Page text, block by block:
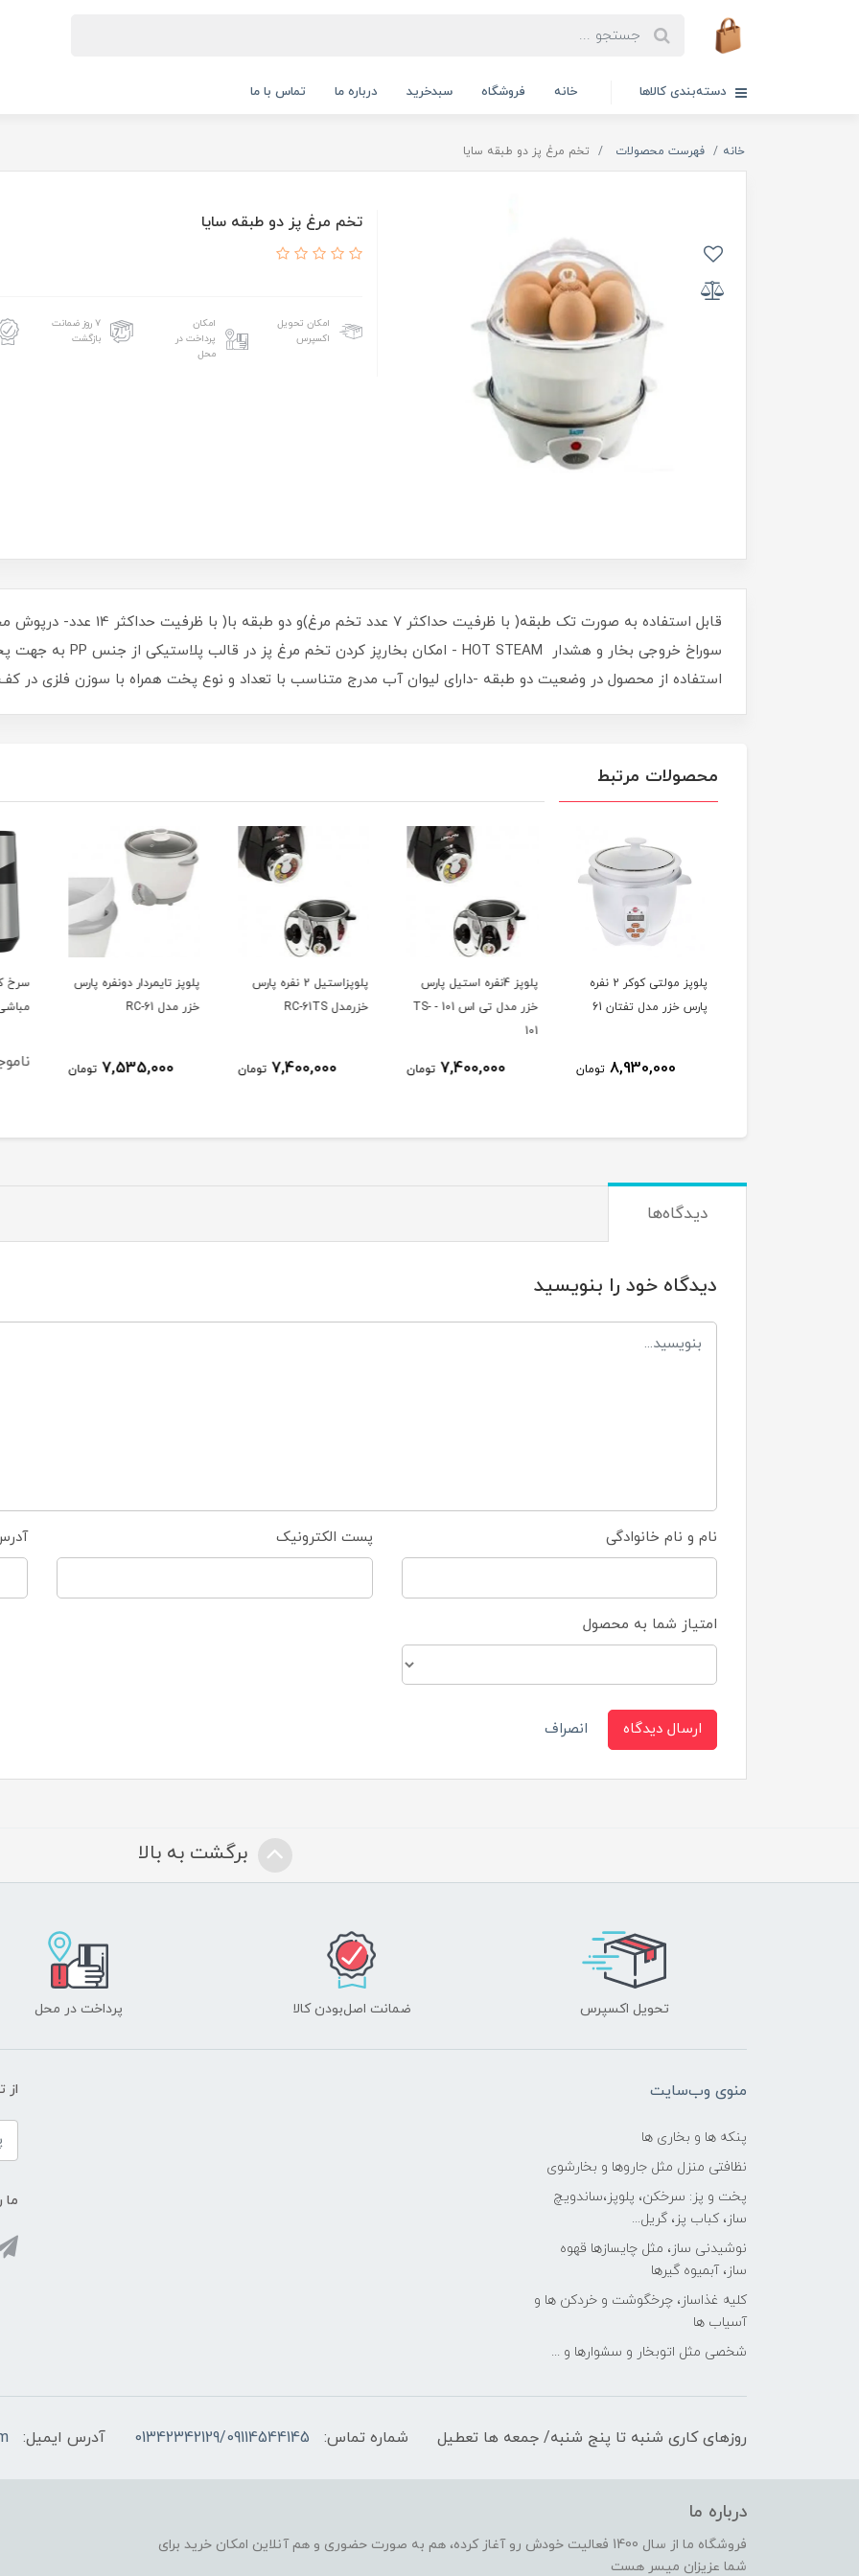
دسته‌بندی کالاها خانه فروشگاه سبدخرید درباره ما تماس با ما
خانه فهرست محصولات تخم مرغ پز دو طبقه سایا
تخم مرغ پز دو طبقه سایا
امکان تحویل
اکسپرس
امکان
پرداخت در
محل
۷ روز ضمانت
بازگشت
استفاده از محصول در وضعیت دو طبقه -دارای لیوان آب مدرج متناسب با تعداد و نوع پخت همراه با سوزن فلزی در
محصولات مرتبط
پلوپز 4نفره استیل پارس
خزر مدل تی اس 101 - TS-
7,400,000 تومان
پلوپزاستیل 2 نفره پارس
خزرمدل RC-61TS
7,400,000 تومان
پلوپز تایمردار دونفره پارس
خزر مدل RC-61
7,535,000 تومان
سرخ کن بدون روغن
مباشی مدل ME-AF985
ناموجود
سرخ
دیدگاه‌ها
دیدگاه خود را بنویسید
نام و نام خانوادگی پست الکترونیک
امتیاز شما به محصول
ارسال دیدگاه انصراف
برگشت به بالا
تحویل اکسپرس ضمانت اصل‌بودن کالا پرداخت در محل
منوی وب‌سایت
پنکه ها و بخاری ها
نظافتی منزل مثل جاروها و بخارشوی
پخت و پز: سرخکن، پلوپز،ساندویچ
ساز، کباب پز، گریل...
نوشیدنی ساز، مثل چایسازها قهوه
ساز، آبمیوه گیرها
کلیه غذاساز، چرخگوشت و خردکن ها و
آسیاب ها
شخصی مثل اتوبخار و سشوارها و ...
از
ما
روزهای کاری شنبه تا پنج شنبه/ جمعه ها تعطیل شماره تماس: 01342342129/09114544145 آدرس ایمیل:
درباره ما
فروشگاه ما از سال 1400 فعالیت خودش رو آغاز کرده، هم به صورت حضوری و هم آنلاین امکان خرید برای
شما عزیزان میسر هست